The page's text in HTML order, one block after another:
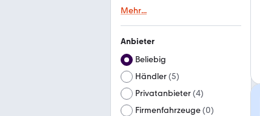
Mehr...
Anbieter
Beliebig
Händler(5)
Privatanbieter(4)
Firmenfahrzeuge(0)